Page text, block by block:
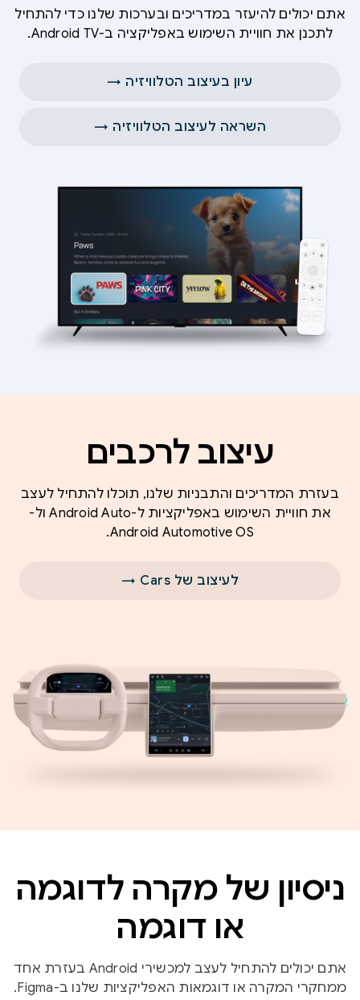
אתם יכולים להיעזר במדריכים ובערכות שלנו כדי להתחיל
לתכנן את חוויית השימוש באפליקציה ב-Android TV.
עיון בעיצוב הטלוויזיה →
השראה לעיצוב הטלוויזיה →
עיצוב לרכבים
בעזרת המדריכים והתבניות שלנו, תוכלו להתחיל לעצב
את חוויית השימוש באפליקציות ל-Android Auto ול-
Android Automotive OS.
לעיצוב של Cars →
ניסיון של מקרה לדוגמה
או דוגמה
אתם יכולים להתחיל לעצב למכשירי Android בעזרת אחד
ממחקרי המקרה או דוגמאות האפליקציות שלנו ב-Figma.